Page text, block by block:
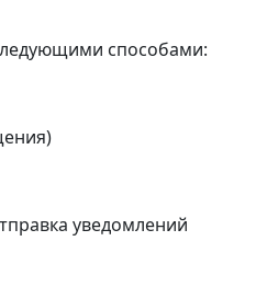
способами:
уведомлений